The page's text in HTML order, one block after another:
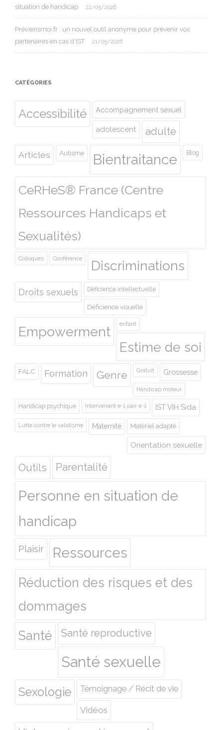
situation de handicap
22/05/2026
Préviensmoi.fr : un nouvel outil anonyme pour prévenir vos
partenaires en cas d’IST
21/05/2026
CATÉGORIES
Accessibilité Accompagnement sexuel
adolescent adulte
Articles Autisme Bientraitance Blog
CeRHeS® France (Centre
Ressources Handicaps et
Sexualités)
Colloques Conférence Discriminations
Droits sexuels Déficience intellectuelle
Déficience visuelle
Empowerment enfant
Estime de soi
FALC Formation Genre Gratuit Grossesse
Handicap moteur
Handicap psychique Intervenant·e·s pair·e·s IST VIH Sida
Lutte contre le validisme Maternité Matériel adapté
Orientation sexuelle
Outils Parentalité
Personne en situation de
handicap
Plaisir Ressources
Réduction des risques et des
dommages
Santé
Santé reproductive
Santé sexuelle
Sexologie Témoignage / Récit de vie
Vidéos